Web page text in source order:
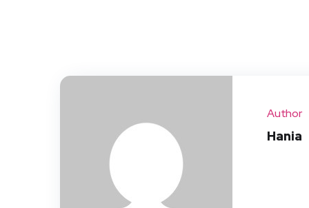
Author
Hania